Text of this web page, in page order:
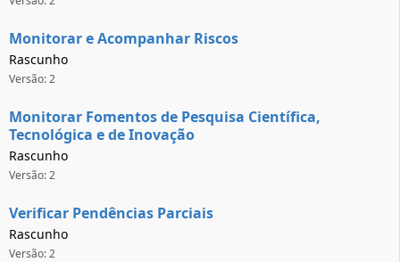
Monitorar e Acompanhar Riscos
Rascunho
Versão: 2
Monitorar Fomentos de Pesquisa Científica,
Tecnológica e de Inovação
Rascunho
Versão: 2
Verificar Pendências Parciais
Rascunho
Versão: 2